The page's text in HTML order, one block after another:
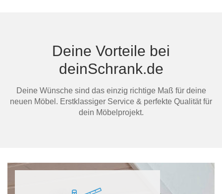
Deine Vorteile bei
deinSchrank.de
Deine Wünsche sind das einzig richtige Maß für deine
neuen Möbel. Erstklassiger Service & perfekte Qualität für
dein Möbelprojekt.